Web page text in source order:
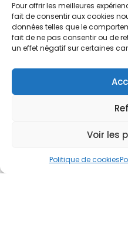
Pour offrir les meilleures
fait de consentir aux cookies
données telles que le
fait de ne pas consentir ou de
un effet négatif sur certaines
Voir les
Politique de cookies